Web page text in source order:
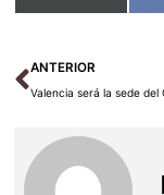
en
(Twitter)
Ant
ANTERIOR